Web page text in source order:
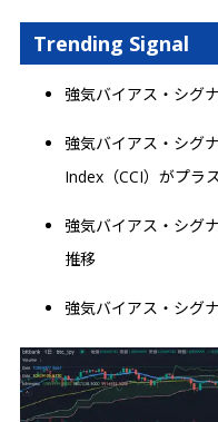
Trending Signal
強気バイアス・シグ
強気バイアス・シグ
Index（CCI）がプラ
強気バイアス・シグ
推移
強気バイアス・シグ